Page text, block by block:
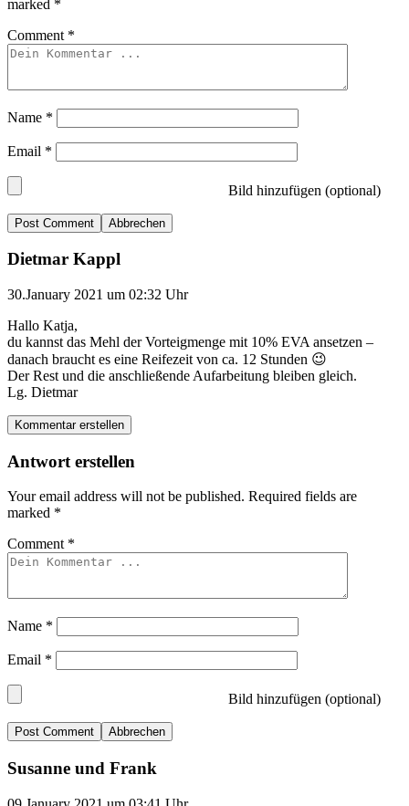
marked *
Comment *
Name *
Email *
Bild hinzufügen (optional)
Abbrechen
Dietmar Kappl
30.January 2021 um 02:32 Uhr
Hallo Katja,
du kannst das Mehl der Vorteigmenge mit 10% EVA ansetzen –
danach braucht es eine Reifezeit von ca. 12 Stunden 😉
Der Rest und die anschließende Aufarbeitung bleiben gleich.
Lg. Dietmar
Kommentar erstellen
Antwort erstellen
Your email address will not be published. Required fields are
marked *
Comment *
Name *
Email *
Bild hinzufügen (optional)
Abbrechen
Susanne und Frank